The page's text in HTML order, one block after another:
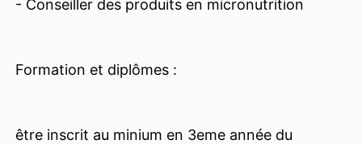
- Conseiller des produits en micronutrition
Formation et diplômes :
être inscrit au minium en 3eme année du